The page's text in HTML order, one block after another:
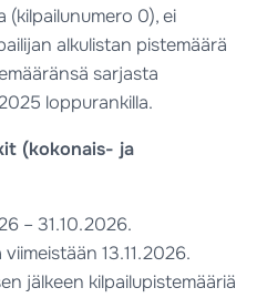
0), ei
alkulistan pistemäärä
sarjasta
loppurankilla.
(kokonais- ja
– 31.10.2026.
13.11.2026.
jälkeen kilpailupistemääriä